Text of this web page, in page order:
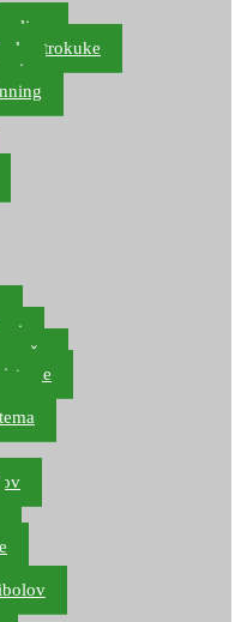
trokuke